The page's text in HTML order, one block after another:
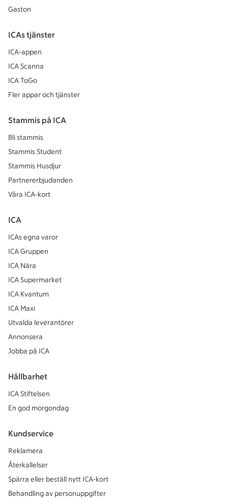
Gaston
ICAs tjänster
ICA-appen
ICA Scanna
ICA ToGo
Fler appar och tjänster
Stammis på ICA
Bli stammis
Stammis Student
Stammis Husdjur
Partnererbjudanden
Våra ICA-kort
ICA
ICAs egna varor
ICA Gruppen
ICA Nära
ICA Supermarket
ICA Kvantum
ICA Maxi
Utvalda leverantörer
Annonsera
Jobba på ICA
Hållbarhet
ICA Stiftelsen
En god morgondag
Kundservice
Reklamera
Återkallelser
Spärra eller beställ nytt ICA-kort
Behandling av personuppgifter